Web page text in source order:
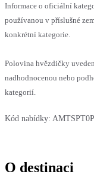
Informace o oficiální
používanou v příslušné
konkrétní kategorie.
Polovina hvězdičky
nadhodnocenou nebo
kategorií.
Kód nabídky:
O destinaci